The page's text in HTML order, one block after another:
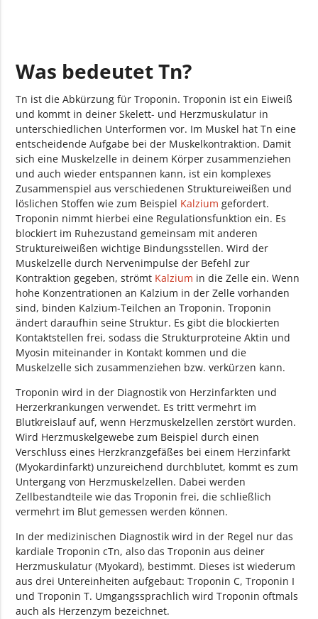
Was bedeutet Tn?
Tn ist die Abkürzung für Troponin. Troponin ist ein Eiweiß
und kommt in deiner Skelett- und Herzmuskulatur in
unterschiedlichen Unterformen vor. Im Muskel hat Tn eine
entscheidende Aufgabe bei der Muskelkontraktion. Damit
sich eine Muskelzelle in deinem Körper zusammenziehen
und auch wieder entspannen kann, ist ein komplexes
Zusammenspiel aus verschiedenen Struktureiweißen und
löslichen Stoffen wie zum Beispiel Kalzium gefordert.
Troponin nimmt hierbei eine Regulationsfunktion ein. Es
blockiert im Ruhezustand gemeinsam mit anderen
Struktureiweißen wichtige Bindungsstellen. Wird der
Muskelzelle durch Nervenimpulse der Befehl zur
Kontraktion gegeben, strömt Kalzium in die Zelle ein. Wenn
hohe Konzentrationen an Kalzium in der Zelle vorhanden
sind, binden Kalzium-Teilchen an Troponin. Troponin
ändert daraufhin seine Struktur. Es gibt die blockierten
Kontaktstellen frei, sodass die Strukturproteine Aktin und
Myosin miteinander in Kontakt kommen und die
Muskelzelle sich zusammenziehen bzw. verkürzen kann.
Troponin wird in der Diagnostik von Herzinfarkten und
Herzerkrankungen verwendet. Es tritt vermehrt im
Blutkreislauf auf, wenn Herzmuskelzellen zerstört wurden.
Wird Herzmuskelgewebe zum Beispiel durch einen
Verschluss eines Herzkranzgefäßes bei einem Herzinfarkt
(Myokardinfarkt) unzureichend durchblutet, kommt es zum
Untergang von Herzmuskelzellen. Dabei werden
Zellbestandteile wie das Troponin frei, die schließlich
vermehrt im Blut gemessen werden können.
In der medizinischen Diagnostik wird in der Regel nur das
kardiale Troponin cTn, also das Troponin aus deiner
Herzmuskulatur (Myokard), bestimmt. Dieses ist wiederum
aus drei Untereinheiten aufgebaut: Troponin C, Troponin I
und Troponin T. Umgangssprachlich wird Troponin oftmals
auch als Herzenzym bezeichnet.